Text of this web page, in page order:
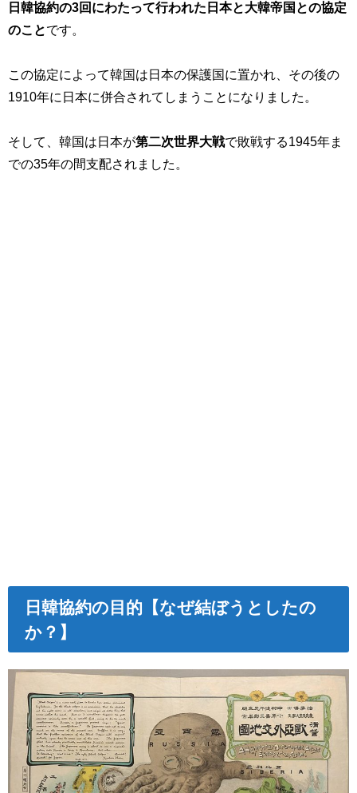
日韓協約の3回にわたって行われた日本と大韓帝国との協定
のことです。
この協定によって韓国は日本の保護国に置かれ、その後の
1910年に日本に併合されてしまうことになりました。
そして、韓国は日本が第二次世界大戦で敗戦する1945年ま
での35年の間支配されました。
日韓協約の目的【なぜ結ぼうとしたの
か？】